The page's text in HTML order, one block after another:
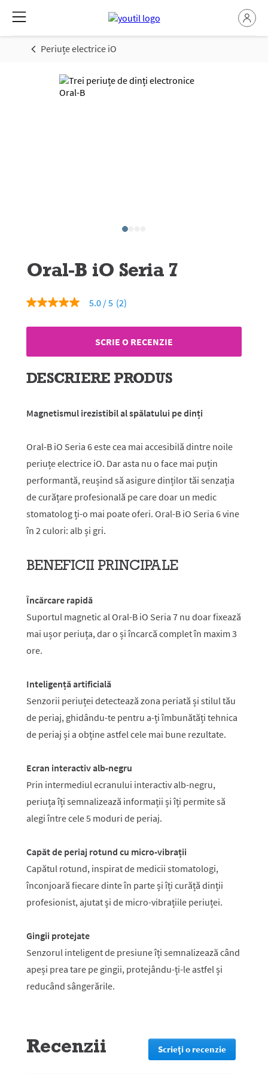
Periuțe electrice iO
Oral-B iO Seria 7
5.0
5
medie
evaluării.
Read
Același
link
pagină.
5.0 (2)
SCRIE O RECENZIE
DESCRIERE PRODUS
Magnetismul irezistibil al spălatului pe dinți
Oral-B iO Seria 6 este cea mai accesibilă dintre noile
periuțe electrice iO. Dar asta nu o face mai puțin
performantă, reușind să asigure dinților tăi senzația
de curățare profesională pe care doar un medic
stomatolog ți-o mai poate oferi. Oral-B iO Seria 6 vine
în 2 culori: alb și gri.
BENEFICII PRINCIPALE
Încărcare rapidă
Suportul magnetic al Oral-B iO Seria 7 nu doar fixează
mai ușor periuța, dar o și încarcă complet în maxim 3
ore.
Inteligență artificială
Senzorii periuței detectează zona periată și stilul tău
de periaj, ghidându-te pentru a-ți îmbunătăți tehnica
de periaj și a obține astfel cele mai bune rezultate.
Ecran interactiv alb-negru
Prin intermediul ecranului interactiv alb-negru,
periuța îți semnalizează informații și îți permite să
alegi între cele 5 moduri de periaj.
Capăt de periaj rotund cu micro-vibrații
Capătul rotund, inspirat de medicii stomatologi,
înconjoară fiecare dinte în parte și îți curăță dinții
profesionist, ajutat și de micro-vibrațiile periuței.
Gingii protejate
Senzorul inteligent de presiune îți semnalizează când
apeși prea tare pe gingii, protejându-ți-le astfel și
reducând sângerările.
Recenzii Scrieţi o recenzie
Prin